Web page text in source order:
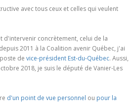
avec tous ceux et celles qui veulent
d'intervenir concrètement, celui de la
2011 à la Coalition avenir Québec, j'ai
de vice-président Est-du-Québec. Aussi,
2018, je suis le député de Vanier-Les
d'un point de vue personnel ou pour la